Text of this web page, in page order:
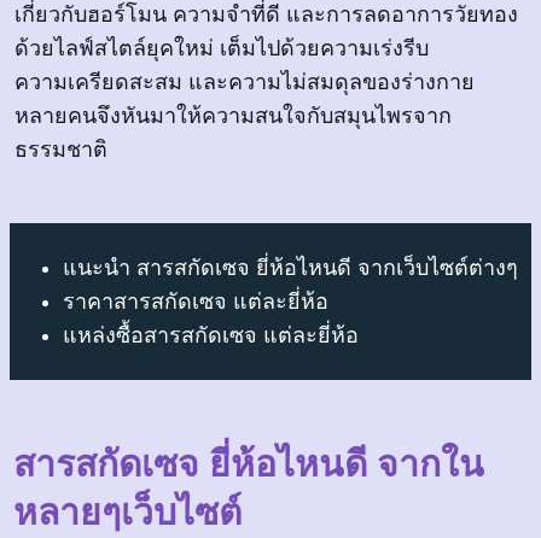
เกี่ยวกับฮอร์โมน ความจำที่ดี และการลดอาการวัยทอง
ด้วยไลฟ์สไตล์ยุคใหม่ เต็มไปด้วยความเร่งรีบ
ความเครียดสะสม และความไม่สมดุลของร่างกาย
หลายคนจึงหันมาให้ความสนใจกับสมุนไพรจาก
ธรรมชาติ
แนะนำ สารสกัดเซจ ยี่ห้อไหนดี จากเว็บไซต์ต่างๆ
ราคาสารสกัดเซจ แต่ละยี่ห้อ
แหล่งซื้อสารสกัดเซจ แต่ละยี่ห้อ
สารสกัดเซจ ยี่ห้อไหนดี จากใน
หลายๆเว็บไซต์